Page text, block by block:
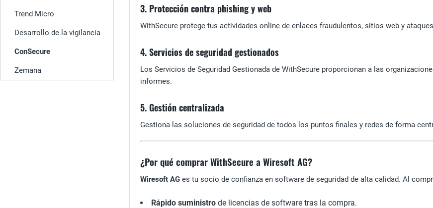
Trend Micro
Desarrollo de la vigilancia
ConSecure
Zemana
3. Protección contra phishing y web
WithSecure protege tus actividades online de enlaces fraudulentos, sitios web y
4. Servicios de seguridad gestionados
Los Servicios de Seguridad Gestionada de WithSecure proporcionan a las
informes.
5. Gestión centralizada
Gestiona las soluciones de seguridad de todos los puntos finales y redes de forma
¿Por qué comprar WithSecure a Wiresoft AG?
Wiresoft AG es tu socio de confianza en software de seguridad de alta calidad. Al
Rápido suministro de licencias de software tras la compra.